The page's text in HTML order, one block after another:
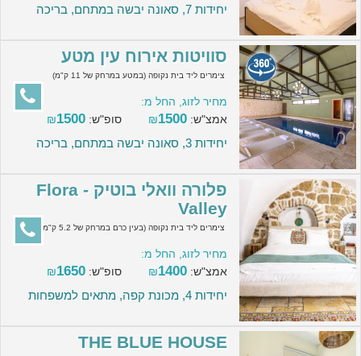
יחידות 7, סאונה יבשה במתחם, בריכה
סוויטות אירוח עין מטע
צימרים ליד בית נקופה (במטע במרחק של 11 ק"מ)
מחיר לזוג, החל מ:
אמצ"ש:
₪1500 סופ"ש: ₪1500
יחידות 3, סאונה יבשה במתחם, בריכה
פלורה וואלי בוטיק - Flora
Valley
צימרים ליד בית נקופה (בעין כרם במרחק של 5.2 ק"מ)
מחיר לזוג, החל מ:
אמצ"ש:
₪1400 סופ"ש: ₪1650
יחידות 4, מכונת קפה, מתאים למשפחות
THE BLUE HOUSE